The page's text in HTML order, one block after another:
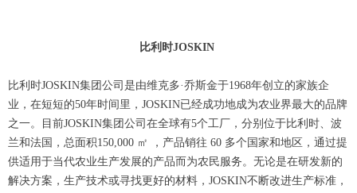
比利时JOSKIN
比利时JOSKIN集团公司是由维克多·乔斯金于1968年创立的家族企
业，在短短的50年时间里，JOSKIN已经成功地成为农业界最大的品牌
之一。目前JOSKIN集团公司在全球有5个工厂，分别位于比利时、波
兰和法国，总面积150,000 ㎡ ，产品销往 60 多个国家和地区，通过提
供适用于当代农业生产发展的产品而为农民服务。无论是在研发新的
解决方案，生产技术或寻找更好的材料，JOSKIN不断改进生产标准，